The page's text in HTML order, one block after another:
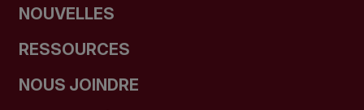
NOUVELLES
RESSOURCES
NOUS JOINDRE